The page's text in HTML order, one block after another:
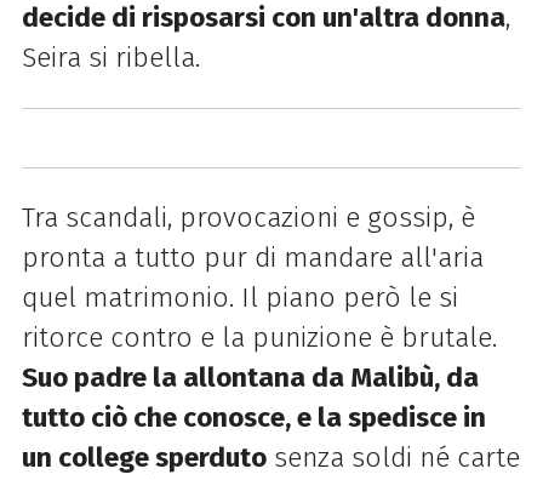
decide di risposarsi con un'altra donna,
Seira si ribella.
Tra scandali, provocazioni e gossip, è
pronta a tutto pur di mandare all'aria
quel matrimonio. Il piano però le si
ritorce contro e la punizione è brutale.
Suo padre la allontana da Malibù, da
tutto ciò che conosce, e la spedisce in
un college sperdutosenza soldi né carte